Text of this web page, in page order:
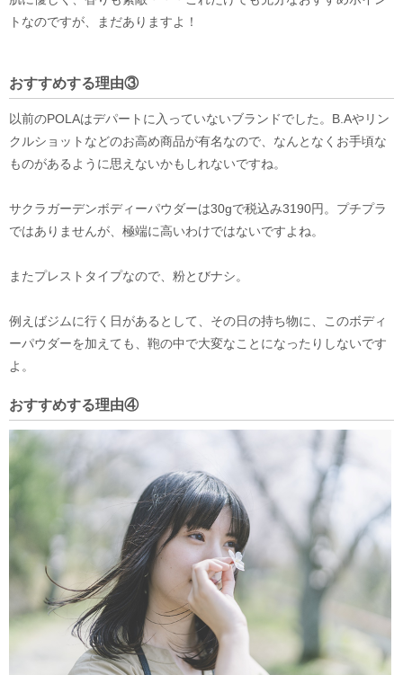
トなのですが、まだありますよ！
おすすめする理由③
以前のPOLAはデパートに入っていないブランドでした。B.Aやリン
クルショットなどのお高め商品が有名なので、なんとなくお手頃な
ものがあるように思えないかもしれないですね。
サクラガーデンボディーパウダーは30gで税込み3190円。プチプラ
ではありませんが、極端に高いわけではないですよね。
またプレストタイプなので、粉とびナシ。
例えばジムに行く日があるとして、その日の持ち物に、このボディ
ーパウダーを加えても、鞄の中で大変なことになったりしないです
よ。
おすすめする理由④